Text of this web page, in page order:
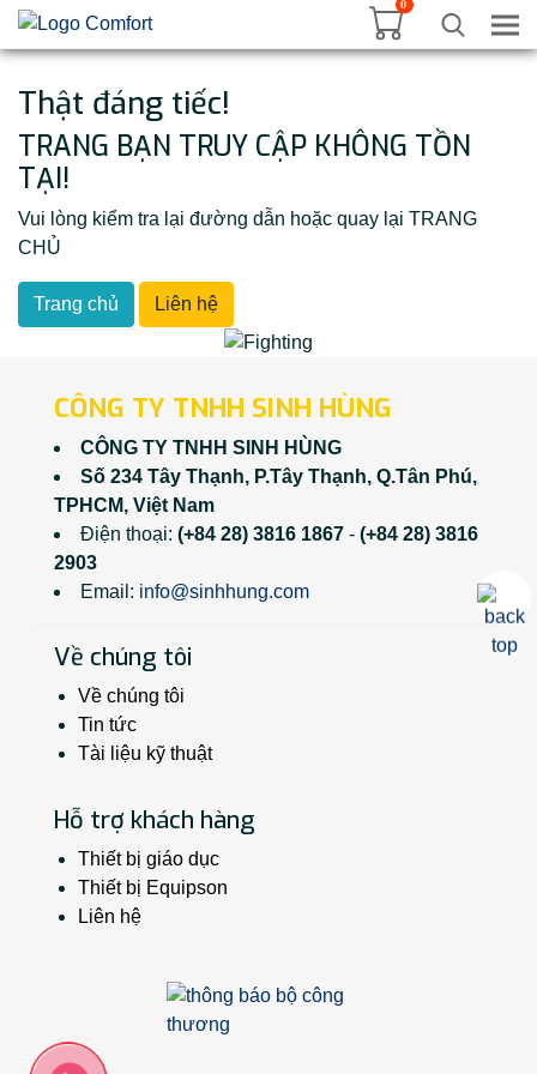
0
Thật đáng tiếc!
TRANG BẠN TRUY CẬP KHÔNG TỒN
TẠI!
Vui lòng kiểm tra lại đường dẫn hoặc quay lại TRANG
CHỦ
Trang chủ Liên hệ
CÔNG TY TNHH SINH HÙNG
CÔNG TY TNHH SINH HÙNG
Số 234 Tây Thạnh, P.Tây Thạnh, Q.Tân Phú,
TPHCM, Việt Nam
Điện thoại: (+84 28) 3816 1867 - (+84 28) 3816
2903
Email: info@sinhhung.com
Về chúng tôi
Về chúng tôi
Tin tức
Tài liệu kỹ thuật
Hỗ trợ khách hàng
Thiết bị giáo dục
Thiết bị Equipson
Liên hệ